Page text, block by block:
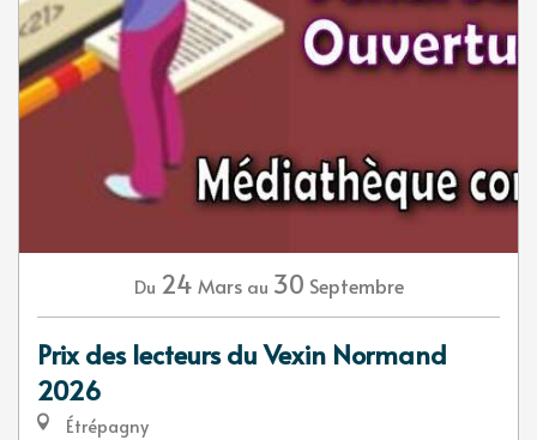
Du 24 Mars au 30 Septembre
Prix des lecteurs du Vexin Normand
2026
Étrépagny